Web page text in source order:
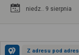
niedz.. 9 sierpnia
Z adresu pod adres